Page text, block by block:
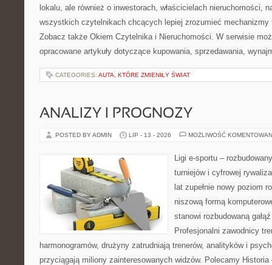
lokalu, ale również o inwestorach, właścicielach nieruchomości,
wszystkich czytelnikach chcących lepiej zrozumieć mechanizmy
Zobacz także Okiem Czytelnika i Nieruchomości. W serwisie
opracowane artykuły dotyczące kupowania, sprzedawania,
CATEGORIES: AUTA, KTÓRE ZMIENIŁY ŚWIAT
ANALIZY I PROGNOZY
POSTED BY ADMIN LIP - 13 - 2026 MOŻLIWOŚĆ
Ligi e-sportu –
turniejów i cyfrowej
lat zupełnie nowy poziom
niszową formą
stanowi rozbudowaną
Profesjonalni zawodnicy
harmonogramów, drużyny zatrudniają trenerów, analityków i
przyciągają miliony zainteresowanych widzów. Polecamy